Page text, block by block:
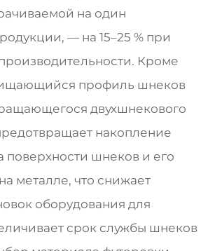
на один
— на 15–25 % при
Кроме
профиль шнеков
двухшнекового
накопление
поверхности шнеков и его
металле, что снижает
оборудования для
срок службы шнеков